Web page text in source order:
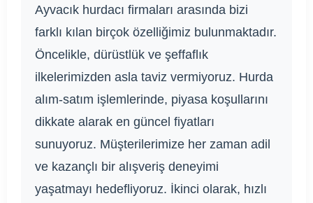
Ayvacık hurdacı firmaları arasında bizi
farklı kılan birçok özelliğimiz bulunmaktadır.
Öncelikle, dürüstlük ve şeffaflık
ilkelerimizden asla taviz vermiyoruz. Hurda
alım-satım işlemlerinde, piyasa koşullarını
dikkate alarak en güncel fiyatları
sunuyoruz. Müşterilerimize her zaman adil
ve kazançlı bir alışveriş deneyimi
yaşatmayı hedefliyoruz. İkinci olarak, hızlı